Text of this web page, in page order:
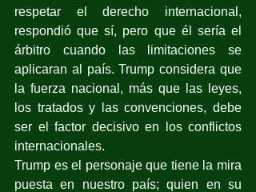
respetar el derecho internacional,
respondió que sí, pero que él sería el
árbitro cuando las limitaciones se
aplicaran al país. Trump considera que
la fuerza nacional, más que las leyes,
los tratados y las convenciones, debe
ser el factor decisivo en los conflictos
internacionales.
Trump es el personaje que tiene la mira
puesta en nuestro país; quien en su